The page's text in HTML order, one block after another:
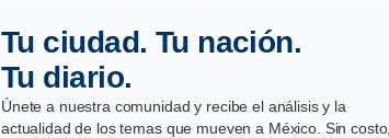
Tu ciudad. Tu nación.
Tu diario.
Únete a nuestra comunidad y recibe el análisis y la
actualidad de los temas que mueven a México. Sin costo,